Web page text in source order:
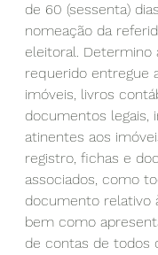
de 60 (sessenta)
nomeação da
eleitoral. Determino
requerido entregue
imóveis, livros
documentos legais,
atinentes aos
registro, fichas e
associados, como
documento relativo
bem como
de contas de todos